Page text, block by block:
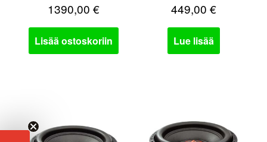
1390,00 €
Lisää ostoskoriin
449,00 €
Lue lisää